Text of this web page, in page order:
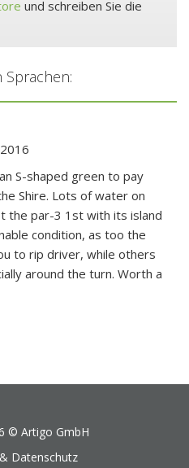
und schreiben Sie die
S-shaped green to pay
Shire. Lots of water on
the par-3 1st with its island
condition, as too the
to rip driver, while others
around the turn. Worth a
© Artigo GmbH
Datenschutz